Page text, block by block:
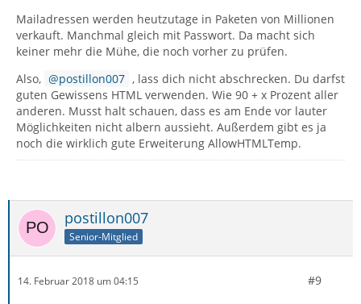
Mailadressen werden heutzutage in Paketen von Millionen
verkauft. Manchmal gleich mit Passwort. Da macht sich
keiner mehr die Mühe, die noch vorher zu prüfen.
Also,
postillon007 , lass dich nicht abschrecken. Du darfst
guten Gewissens HTML verwenden. Wie 90 + x Prozent aller
anderen. Musst halt schauen, dass es am Ende vor lauter
Möglichkeiten nicht albern aussieht. Außerdem gibt es ja
noch die wirklich gute Erweiterung AllowHTMLTemp.
postillon007
Senior-Mitglied
14. Februar 2018 um 04:15 #9